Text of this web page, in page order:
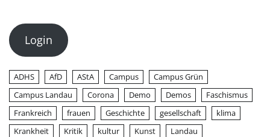
Login
ADHS AfD AStA Campus
Campus Grün
Campus Landau
Corona Demo Demos
Faschismus
Frankreich
frauen Geschichte gesellschaft
klima
Krankheit
Kritik kultur Kunst
Landau